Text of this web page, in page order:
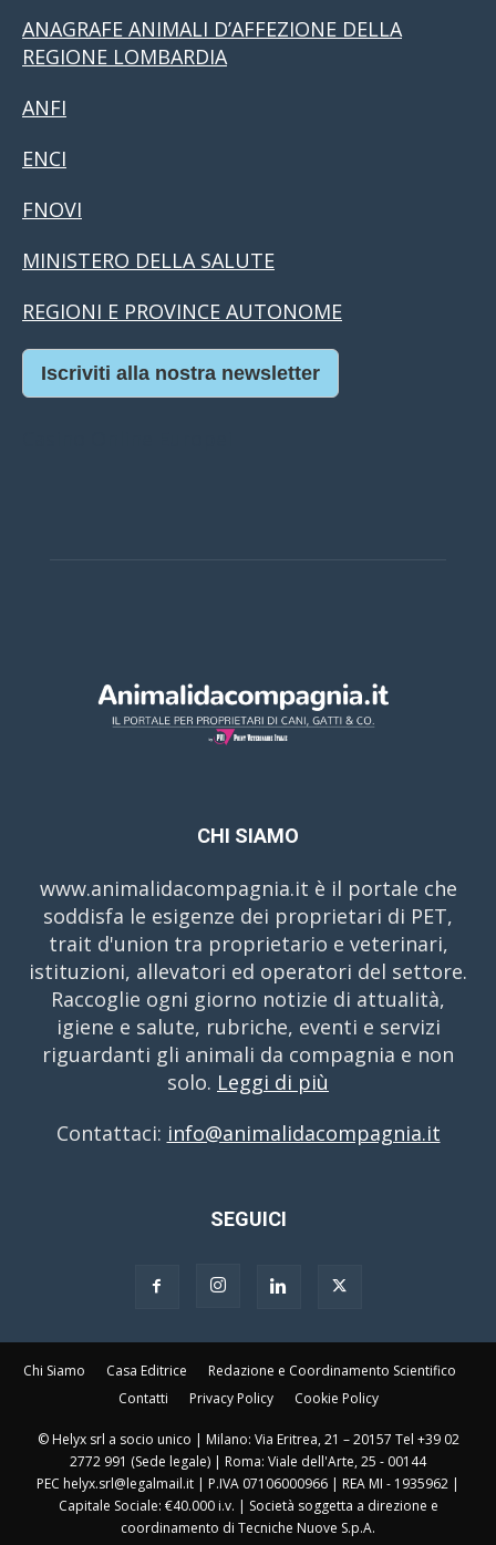
ANAGRAFE ANIMALI D’AFFEZIONE DELLA
REGIONE LOMBARDIA
ANFI
ENCI
FNOVI
MINISTERO DELLA SALUTE
REGIONI E PROVINCE AUTONOME
Iscriviti alla nostra newsletter
CHI SIAMO
www.animalidacompagnia.it è il portale che
soddisfa le esigenze dei proprietari di PET,
trait d'union tra proprietario e veterinari,
istituzioni, allevatori ed operatori del settore.
Raccoglie ogni giorno notizie di attualità,
igiene e salute, rubriche, eventi e servizi
riguardanti gli animali da compagnia e non
solo. Leggi di più
Contattaci: info@animalidacompagnia.it
SEGUICI
Chi Siamo Casa Editrice
Redazione e Coordinamento Scientifico
Contatti
Privacy Policy Cookie Policy
© Helyx srl a socio unico | Milano: Via Eritrea, 21 – 20157 Tel +39 02
2772 991 (Sede legale) | Roma: Viale dell'Arte, 25 - 00144
PEC helyx.srl@legalmail.it | P.IVA 07106000966 | REA MI - 1935962 |
Capitale Sociale: €40.000 i.v. | Società soggetta a direzione e
coordinamento di Tecniche Nuove S.p.A.